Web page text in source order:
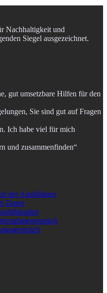
Nachhaltigkeit und
Siegel ausgezeichnet.
gut umsetzbare Hilfen für den
Sie sind gut auf Fragen
Ich habe viel für mich
und zusammenfinden“
der Ausbildung
Tagen